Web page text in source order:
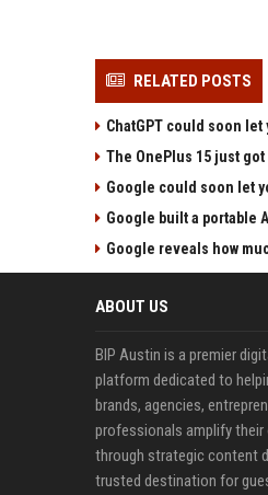
RELATED POSTS
ChatGPT could soon
The OnePlus 15 just got
Google could soon let
Google built a portable
Google reveals how
ABOUT US
BIP Austin is a premier
platform dedicated to
brands, agencies,
professionals amplify their
through strategic content
trusted destination for